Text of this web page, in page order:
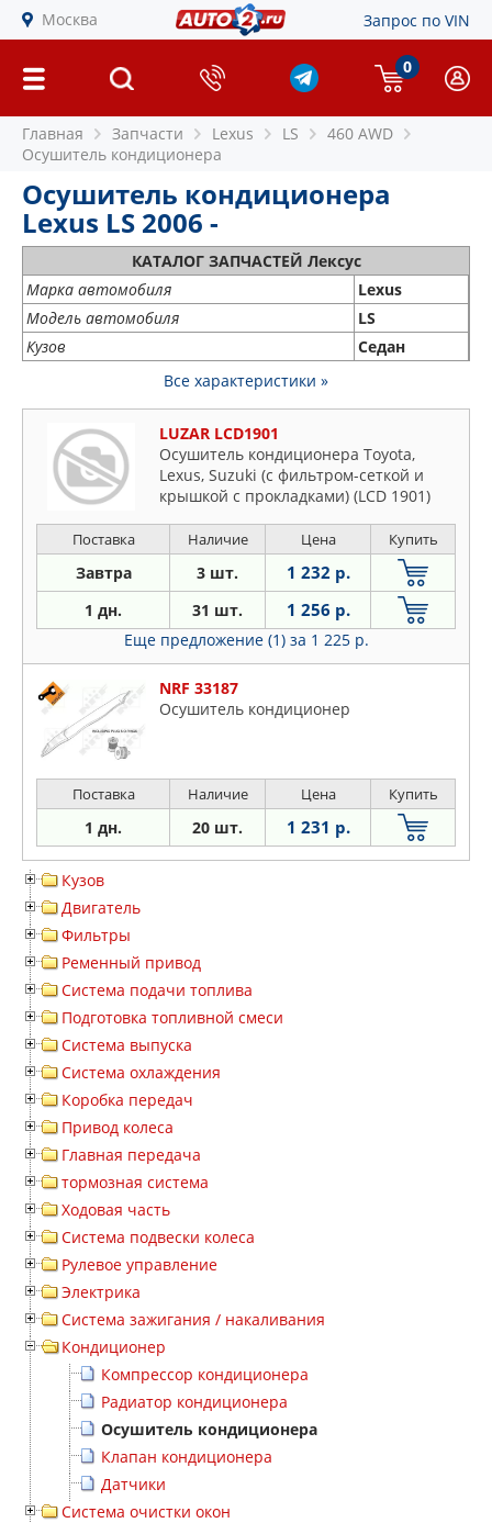
Москва Запрос по VIN
0
Главная Запчасти Lexus LS
460 AWD
Осушитель кондиционера
Осушитель кондиционера
Lexus LS 2006 -
КАТАЛОГ ЗАПЧАСТЕЙ Лексус
Марка автомобиля
Lexus
Модель автомобиля
LS
Кузов
Седан
Все характеристики »
LUZAR LCD1901
Осушитель кондиционера Toyota,
Lexus, Suzuki (с фильтром-сеткой и
крышкой с прокладками) (LCD 1901)
Поставка Наличие Цена Купить
Завтра 3 шт. 1 232 р.
1 дн. 31 шт. 1 256 р.
Еще предложение (1) за 1 225 р.
NRF 33187
Осушитель кондиционер
Поставка Наличие Цена Купить
1 дн. 20 шт. 1 231 р.
Кузов
Двигатель
Фильтры
Ременный привод
Система подачи топлива
Подготовка топливной смеси
Система выпуска
Система охлаждения
Коробка передач
Привод колеса
Главная передача
тормозная система
Ходовая часть
Система подвески колеса
Рулевое управление
Электрика
Система зажигания / накаливания
Кондиционер
Компрессор кондиционера
Радиатор кондиционера
Осушитель кондиционера
Клапан кондиционера
Датчики
Система очистки окон